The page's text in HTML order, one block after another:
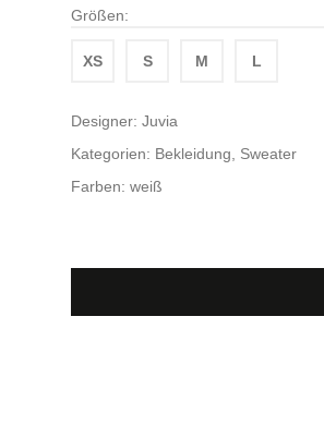
Größen:
XS S M L
Designer: Juvia
Kategorien: Bekleidung, Sweater
Farben: weiß